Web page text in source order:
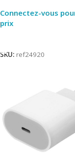
Connectez-vous
prix
SKU: ref24920